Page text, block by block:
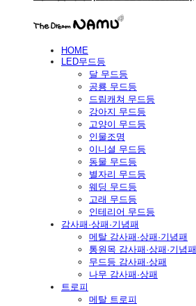
HOME
LED무드등
달 무드등
공룡 무드등
드림캐쳐 무드등
강아지 무드등
고양이 무드등
인물조명
이니셜 무드등
동물 무드등
별자리 무드등
웨딩 무드등
고래 무드등
인테리어 무드등
감사패·상패·기념패
메탈 감사패·상패·기념패
통원목 감사패·상패·기념패
무드등 감사패·상패
나무 감사패·상패
트로피
메탈 트로피